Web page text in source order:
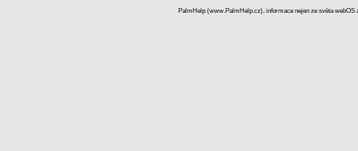
PalmHelp (www.PalmHelp.cz), informace nejen ze světa